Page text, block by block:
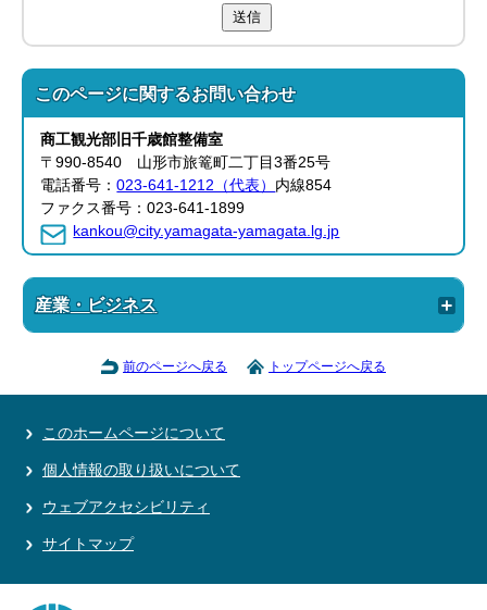
送信
このページに関するお問い合わせ
商工観光部旧千歳館整備室
〒990-8540 山形市旅篭町二丁目3番25号
電話番号：023-641-1212（代表） 内線854
ファクス番号：023-641-1899
kankou@city.yamagata-yamagata.lg.jp
産業・ビジネス
前のページへ戻る トップページへ戻る
このホームページについて
個人情報の取り扱いについて
ウェブアクセシビリティ
サイトマップ